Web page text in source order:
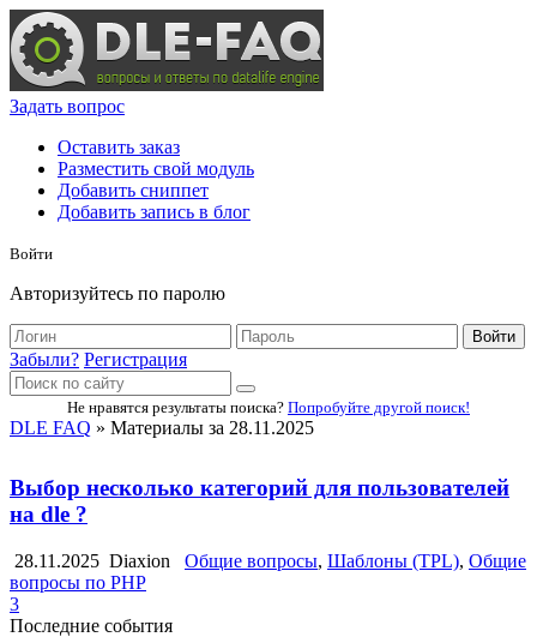
Задать вопрос
Оставить заказ
Разместить свой модуль
Добавить сниппет
Добавить запись в блог
Войти
Авторизуйтесь по паролю
Войти
Забыли? Регистрация
Не нравятся результаты поиска? Попробуйте другой поиск!
DLE FAQ » Материалы за 28.11.2025
Выбор несколько категорий для пользователей
на dle ?
28.11.2025 Diaxion Общие вопросы, Шаблоны (TPL), Общие
вопросы по PHP
3
Последние события